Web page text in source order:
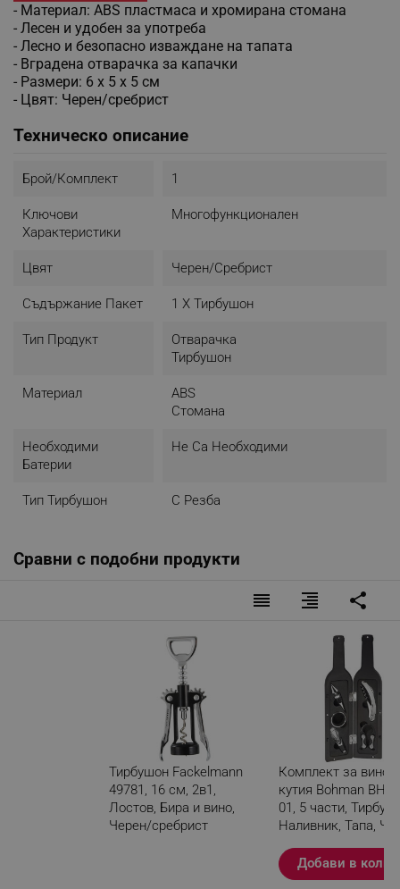
- Материал: ABS пластмаса и хромирана стомана
- Лесен и удобен за употреба
- Лесно и безопасно изваждане на тапата
- Вградена отварачка за капачки
- Размери: 6 x 5 x 5 см
- Цвят: Черен/сребрист
Техническо описание
Брой/комплект 1
Ключови
Характеристики
Многофункционален
Цвят Черен/Сребрист
Съдържание Пакет 1 Х Тирбушон
Тип Продукт
Отварачка
Тирбушон
Материал
ABS
Стомана
Необходими
Батерии
Не Са Необходими
Тип Тирбушон С Резба
Сравни с подобни продукти
reorder format_align_right share
Тирбушон Fackelmann
49781, 16 см, 2в1,
Лостов, Бира и вино,
Черен/сребрист
Комплект за вино в
кутия Bohman BH-
01, 5 части,
Наливник, Тапа,
Добави в